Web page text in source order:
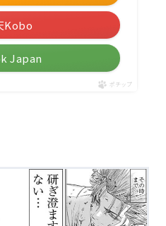
Kobo
Japan
ポチップ